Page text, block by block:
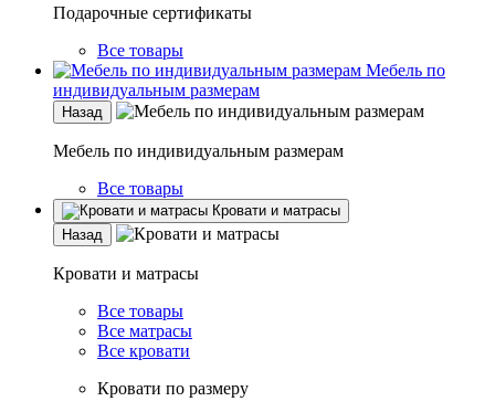
Подарочные сертификаты
Все товары
Мебель по
индивидуальным размерам
Назад
Мебель по индивидуальным размерам
Все товары
Кровати и матрасы
Назад
Кровати и матрасы
Все товары
Все матрасы
Все кровати
Кровати по размеру